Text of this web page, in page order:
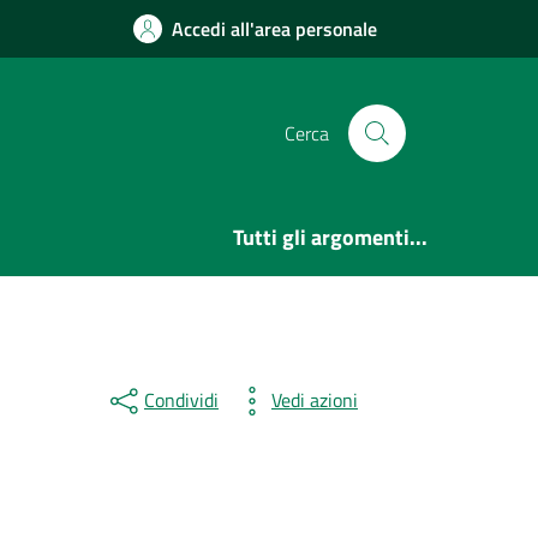
Accedi all'area personale
Cerca
Tutti gli argomenti...
Condividi Vedi azioni